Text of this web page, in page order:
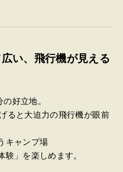
い、飛行機が見える
好立地。
ると大迫力の飛行機が眼前
キャンプ場
」を楽しめます。